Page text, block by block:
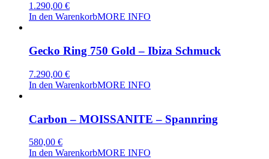
1.290,00 €
In den WarenkorbMORE INFO
Gecko Ring 750 Gold – Ibiza Schmuck
7.290,00 €
In den WarenkorbMORE INFO
Carbon – MOISSANITE – Spannring
580,00 €
In den WarenkorbMORE INFO